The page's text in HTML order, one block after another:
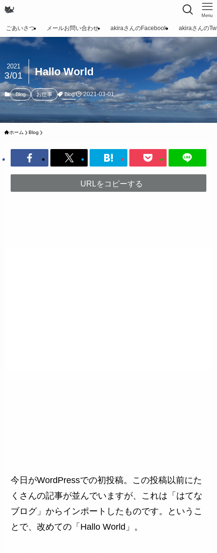
Menu
ごあいさつ メールお問い合わせ akiraさんのFacebook akiraさんの
Hallo World
2021
3/01
Blog お仕事 Blog 2021-03-01
ホーム Blog
URLをコピーする
今日がWordPressでの初投稿。この投稿以前にた
くさんの記事が並んでいますが、これは「はてな
ブログ」からインポートしたものです。というこ
とで、改めての「Hallo World」。